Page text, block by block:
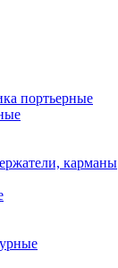
портьерные
карманы